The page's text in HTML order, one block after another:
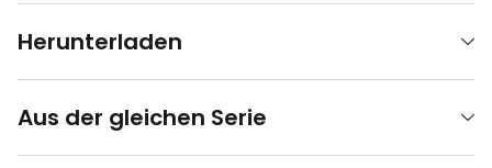
Herunterladen
Aus der gleichen Serie